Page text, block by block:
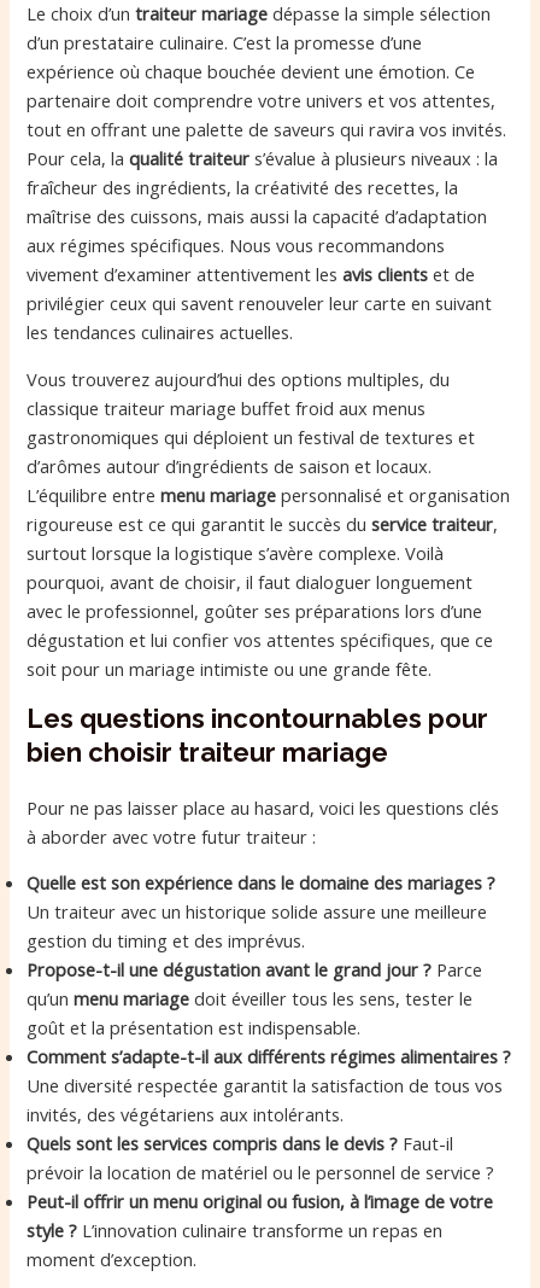
Le choix d’untraiteur mariage dépasse la simple sélection
d’un prestataire culinaire. C’est la promesse d’une
expérience où chaque bouchée devient une émotion. Ce
partenaire doit comprendre votre univers et vos attentes,
tout en offrant une palette de saveurs qui ravira vos invités.
Pour cela, laqualité traiteur s’évalue à plusieurs niveaux : la
fraîcheur des ingrédients, la créativité des recettes, la
maîtrise des cuissons, mais aussi la capacité d’adaptation
aux régimes spécifiques. Nous vous recommandons
vivement d’examiner attentivement lesavis clients et de
privilégier ceux qui savent renouveler leur carte en suivant
les tendances culinaires actuelles.
Vous trouverez aujourd’hui des options multiples, du
classique traiteur mariage buffet froid aux menus
gastronomiques qui déploient un festival de textures et
d’arômes autour d’ingrédients de saison et locaux.
L’équilibre entremenu mariage personnalisé et organisation
rigoureuse est ce qui garantit le succès duservice traiteur,
surtout lorsque la logistique s’avère complexe. Voilà
pourquoi, avant de choisir, il faut dialoguer longuement
avec le professionnel, goûter ses préparations lors d’une
dégustation et lui confier vos attentes spécifiques, que ce
soit pour un mariage intimiste ou une grande fête.
Les questions incontournables pour
bien choisir traiteur mariage
Pour ne pas laisser place au hasard, voici les questions clés
à aborder avec votre futur traiteur :
Quelle est son expérience dans le domaine des mariages ?
Un traiteur avec un historique solide assure une meilleure
gestion du timing et des imprévus.
Propose-t-il une dégustation avant le grand jour ? Parce
qu’unmenu mariage doit éveiller tous les sens, tester le
goût et la présentation est indispensable.
Comment s’adapte-t-il aux différents régimes alimentaires ?
Une diversité respectée garantit la satisfaction de tous vos
invités, des végétariens aux intolérants.
Quels sont les services compris dans le devis ? Faut-il
prévoir la location de matériel ou le personnel de service ?
Peut-il offrir un menu original ou fusion, à l’image de votre
style ? L’innovation culinaire transforme un repas en
moment d’exception.